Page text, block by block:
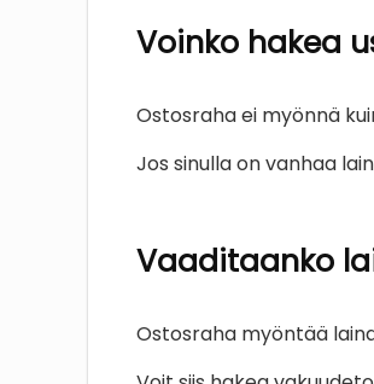
Voinko hakea
Ostosraha ei myönnä
Jos sinulla on vanhaa
Vaaditaanko
Ostosraha myöntää